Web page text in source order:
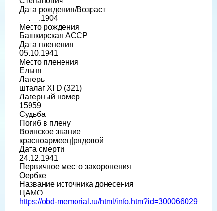
Дата рождения/Возраст
__.__.1904
Место рождения
Башкирская АССР
Дата пленения
05.10.1941
Место пленения
Ельня
Лагерь
шталаг XI D (321)
Лагерный номер
15959
Судьба
Погиб в плену
Воинское звание
красноармеец|рядовой
Дата смерти
24.12.1941
Первичное место захоронения
Оербке
Название источника донесения
ЦАМО
https://obd-memorial.ru/html/info.htm?id=300066029